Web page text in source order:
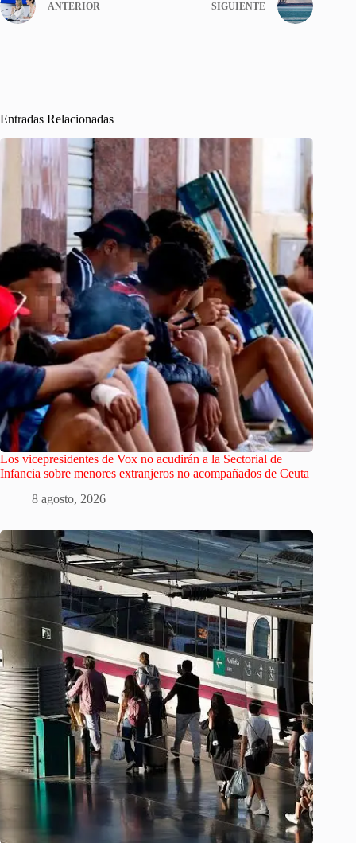
ANTERIOR SIGUIENTE
Entradas Relacionadas
Los vicepresidentes de Vox no acudirán a la Sectorial de
Infancia sobre menores extranjeros no acompañados de Ceuta
8 agosto, 2026